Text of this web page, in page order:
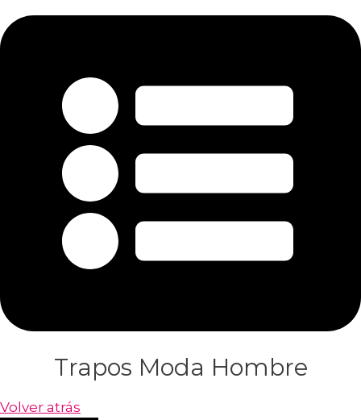
Trapos Moda Hombre
Volver atrás